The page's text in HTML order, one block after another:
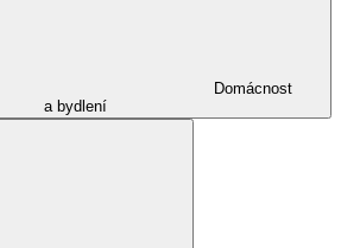
Domácnost
a bydlení